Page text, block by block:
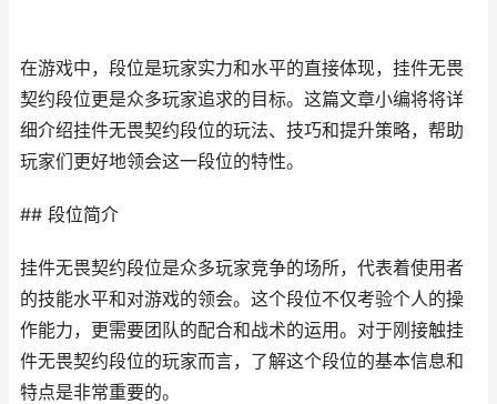
在游戏中，段位是玩家实力和水平的直接体现，挂件无畏
契约段位更是众多玩家追求的目标。这篇文章小编将将详
细介绍挂件无畏契约段位的玩法、技巧和提升策略，帮助
玩家们更好地领会这一段位的特性。
## 段位简介
挂件无畏契约段位是众多玩家竞争的场所，代表着使用者
的技能水平和对游戏的领会。这个段位不仅考验个人的操
作能力，更需要团队的配合和战术的运用。对于刚接触挂
件无畏契约段位的玩家而言，了解这个段位的基本信息和
特点是非常重要的。